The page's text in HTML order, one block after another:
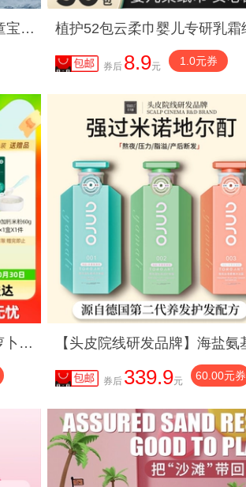
babycare婴儿洗衣液新生儿童宝宝专用内衣裤清洗酵素洗衣抑菌抗菌
券后 8.9元 1.0元券
英氏婴儿菠菜益生元牛肉胡萝卜加铁钙锌米粉宝宝辅食营养米糊
券后 339.9元 60.00元券